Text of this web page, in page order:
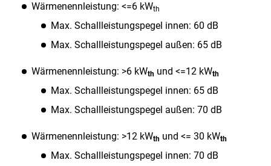
Wärmenennleistung: <=6 kWth
Max. Schallleistungspegel innen: 60 dB
Max. Schallleistungspegel außen: 65 dB
Wärmenennleistung: >6 kWth und <=12 kWth
Max. Schallleistungspegel innen: 65 dB
Max. Schallleistungspegel außen: 70 dB
Wärmenennleistung: >12 kWth und <= 30 kWth
Max. Schallleistungspegel innen: 70 dB